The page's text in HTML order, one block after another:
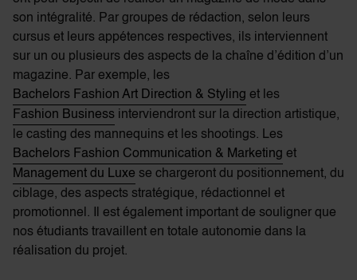
son intégralité. Par groupes de rédaction, selon leurs
cursus et leurs appétences respectives, ils interviennent
sur un ou plusieurs des aspects de la chaîne d’édition d’un
magazine. Par exemple, les
Bachelors Fashion Art Direction & Styling et les
Fashion Business interviendront sur la direction artistique,
le casting des mannequins et les shootings. Les
Bachelors Fashion Communication & Marketing et
Management du Luxe se chargeront du positionnement, du
ciblage, des aspects stratégique, rédactionnel et
promotionnel. Il est également important de souligner que
nos étudiants travaillent en totale autonomie dans la
réalisation du projet.